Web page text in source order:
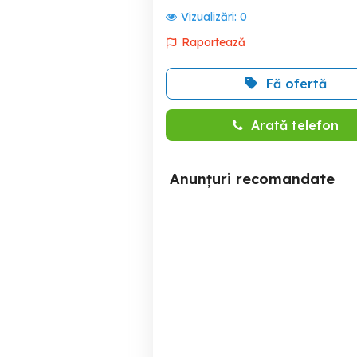
Vizualizări: 0
Raportează
Fă ofertă
Arată telefon
Anunțuri recomandate